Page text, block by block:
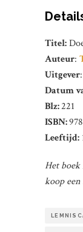
Titel:
Auteur:
Uitgever:
Datum
Blz:221
ISBN:
Leeftijd:
Het boek
koop